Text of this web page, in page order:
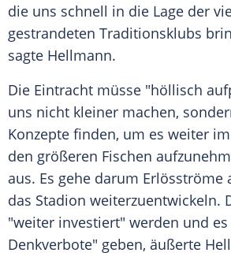
die uns schnell in die Lage der
gestrandeten Traditionsklubs
sagte Hellmann.
Die Eintracht müsse "höllisch
uns nicht kleiner machen,
Konzepte finden, um es weiter im
den größeren Fischen
aus. Es gehe darum Erlösströme
das Stadion weiterzuentwickeln.
"weiter investiert" werden und
Denkverbote" geben, äußerte